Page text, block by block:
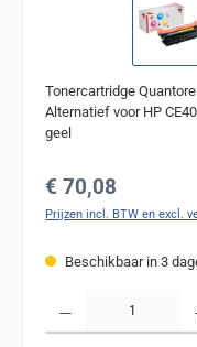
Tonercartridge Quantore
Alternatief voor HP
geel
Normale prijs:
€ 70,08
Prijzen incl. BTW en excl.
Beschikbaar in 3